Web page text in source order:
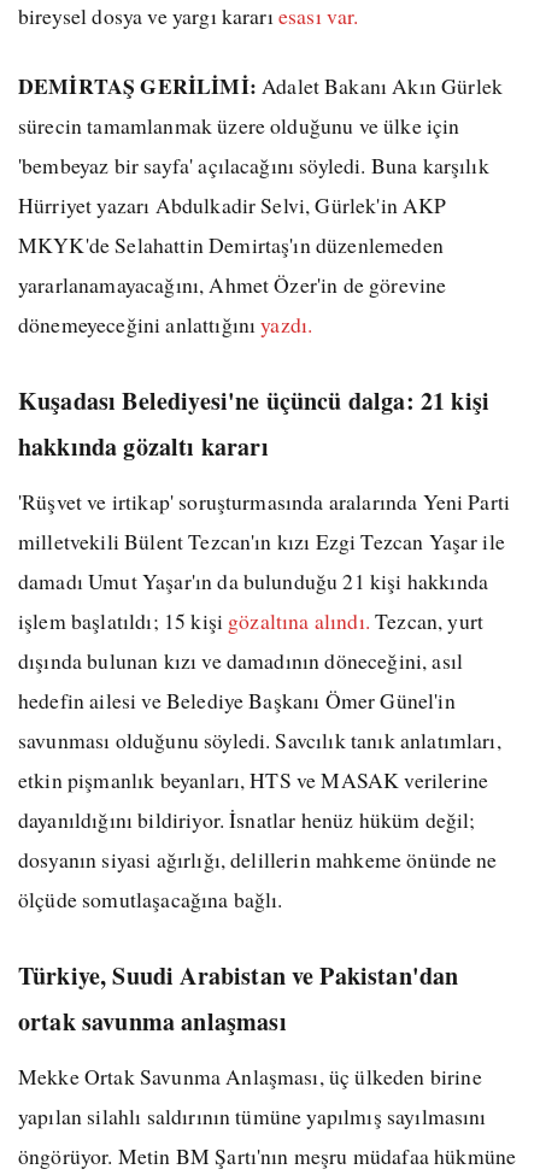
bireysel dosya ve yargı kararıesası var.
DEMİRTAŞ GERİLİMİ: Adalet Bakanı Akın Gürlek
sürecin tamamlanmak üzere olduğunu ve ülke için
'bembeyaz bir sayfa' açılacağını söyledi. Buna karşılık
Hürriyet yazarı Abdulkadir Selvi, Gürlek'in AKP
MKYK'de Selahattin Demirtaş'ın düzenlemeden
yararlanamayacağını, Ahmet Özer'in de görevine
dönemeyeceğini anlattığınıyazdı.
Kuşadası Belediyesi'ne üçüncü dalga: 21 kişi
hakkında gözaltı kararı
'Rüşvet ve irtikap' soruşturmasında aralarında Yeni Parti
milletvekili Bülent Tezcan'ın kızı Ezgi Tezcan Yaşar ile
damadı Umut Yaşar'ın da bulunduğu 21 kişi hakkında
işlem başlatıldı; 15 kişi gözaltına alındı. Tezcan, yurt
dışında bulunan kızı ve damadının döneceğini, asıl
hedefin ailesi ve Belediye Başkanı Ömer Günel'in
savunması olduğunu söyledi. Savcılık tanık anlatımları,
etkin pişmanlık beyanları, HTS ve MASAK verilerine
dayanıldığını bildiriyor. İsnatlar henüz hüküm değil;
dosyanın siyasi ağırlığı, delillerin mahkeme önünde ne
ölçüde somutlaşacağına bağlı.
Türkiye, Suudi Arabistan ve Pakistan'dan
ortak savunma anlaşması
Mekke Ortak Savunma Anlaşması, üç ülkeden birine
yapılan silahlı saldırının tümüne yapılmış sayılmasını
öngörüyor. Metin BM Şartı'nın meşru müdafaa hükmüne